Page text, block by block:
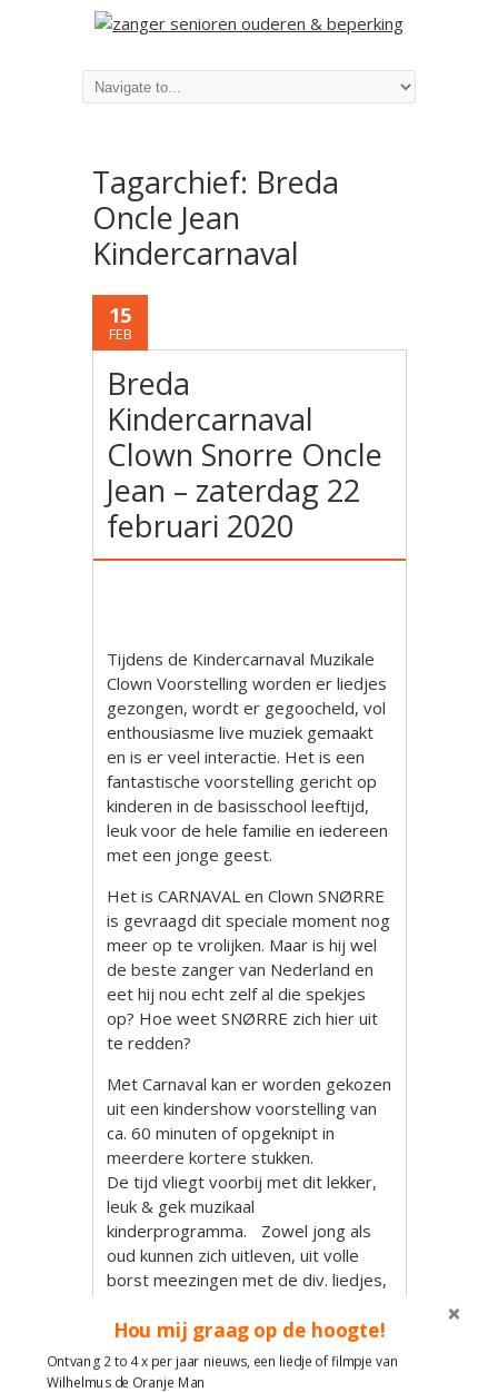
Tagarchief: Breda
Oncle Jean
Kindercarnaval
15
FEB
Breda
Kindercarnaval
Clown Snorre Oncle
Jean – zaterdag 22
februari 2020
Tijdens de Kindercarnaval Muzikale
Clown Voorstelling worden er liedjes
gezongen, wordt er gegoocheld, vol
enthousiasme live muziek gemaakt
en is er veel interactie. Het is een
fantastische voorstelling gericht op
kinderen in de basisschool leeftijd,
leuk voor de hele familie en iedereen
met een jonge geest.
Het is CARNAVAL en Clown SNØRRE
is gevraagd dit speciale moment nog
meer op te vrolijken. Maar is hij wel
de beste zanger van Nederland en
eet hij nou echt zelf al die spekjes
op? Hoe weet SNØRRE zich hier uit
te redden?
Met Carnaval kan er worden gekozen
uit een kindershow voorstelling van
ca. 60 minuten of opgeknipt in
meerdere kortere stukken.
De tijd vliegt voorbij met dit lekker,
leuk & gek muzikaal
kinderprogramma. Zowel jong als
oud kunnen zich uitleven, uit volle
borst meezingen met de div. liedjes,
en zich na afloop nog steeds
afvragen waar die brandende
spekjes nou ineens vandaan
Hou mij graag op de hoogte!
Ontvang 2 to 4 x per jaar nieuws, een liedje of filmpje van
Wilhelmus de Oranje Man